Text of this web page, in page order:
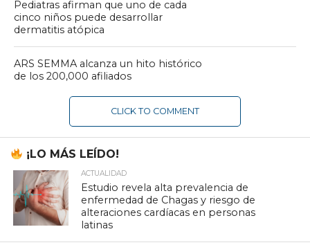
Pediatras afirman que uno de cada
cinco niños puede desarrollar
dermatitis atópica
ARS SEMMA alcanza un hito histórico
de los 200,000 afiliados
CLICK TO COMMENT
¡LO MÁS LEÍDO!
ACTUALIDAD
Estudio revela alta prevalencia de
enfermedad de Chagas y riesgo de
alteraciones cardíacas en personas
latinas